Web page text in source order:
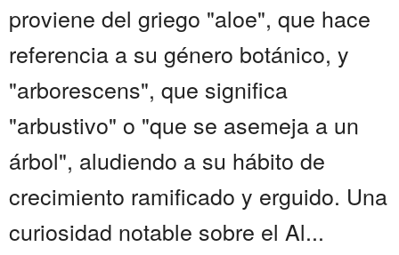
proviene del griego "aloe", que hace
referencia a su género botánico, y
"arborescens", que significa
"arbustivo" o "que se asemeja a un
árbol", aludiendo a su hábito de
crecimiento ramificado y erguido. Una
curiosidad notable sobre el Al...